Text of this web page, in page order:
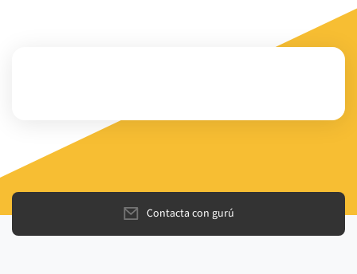
Contacta con gurú